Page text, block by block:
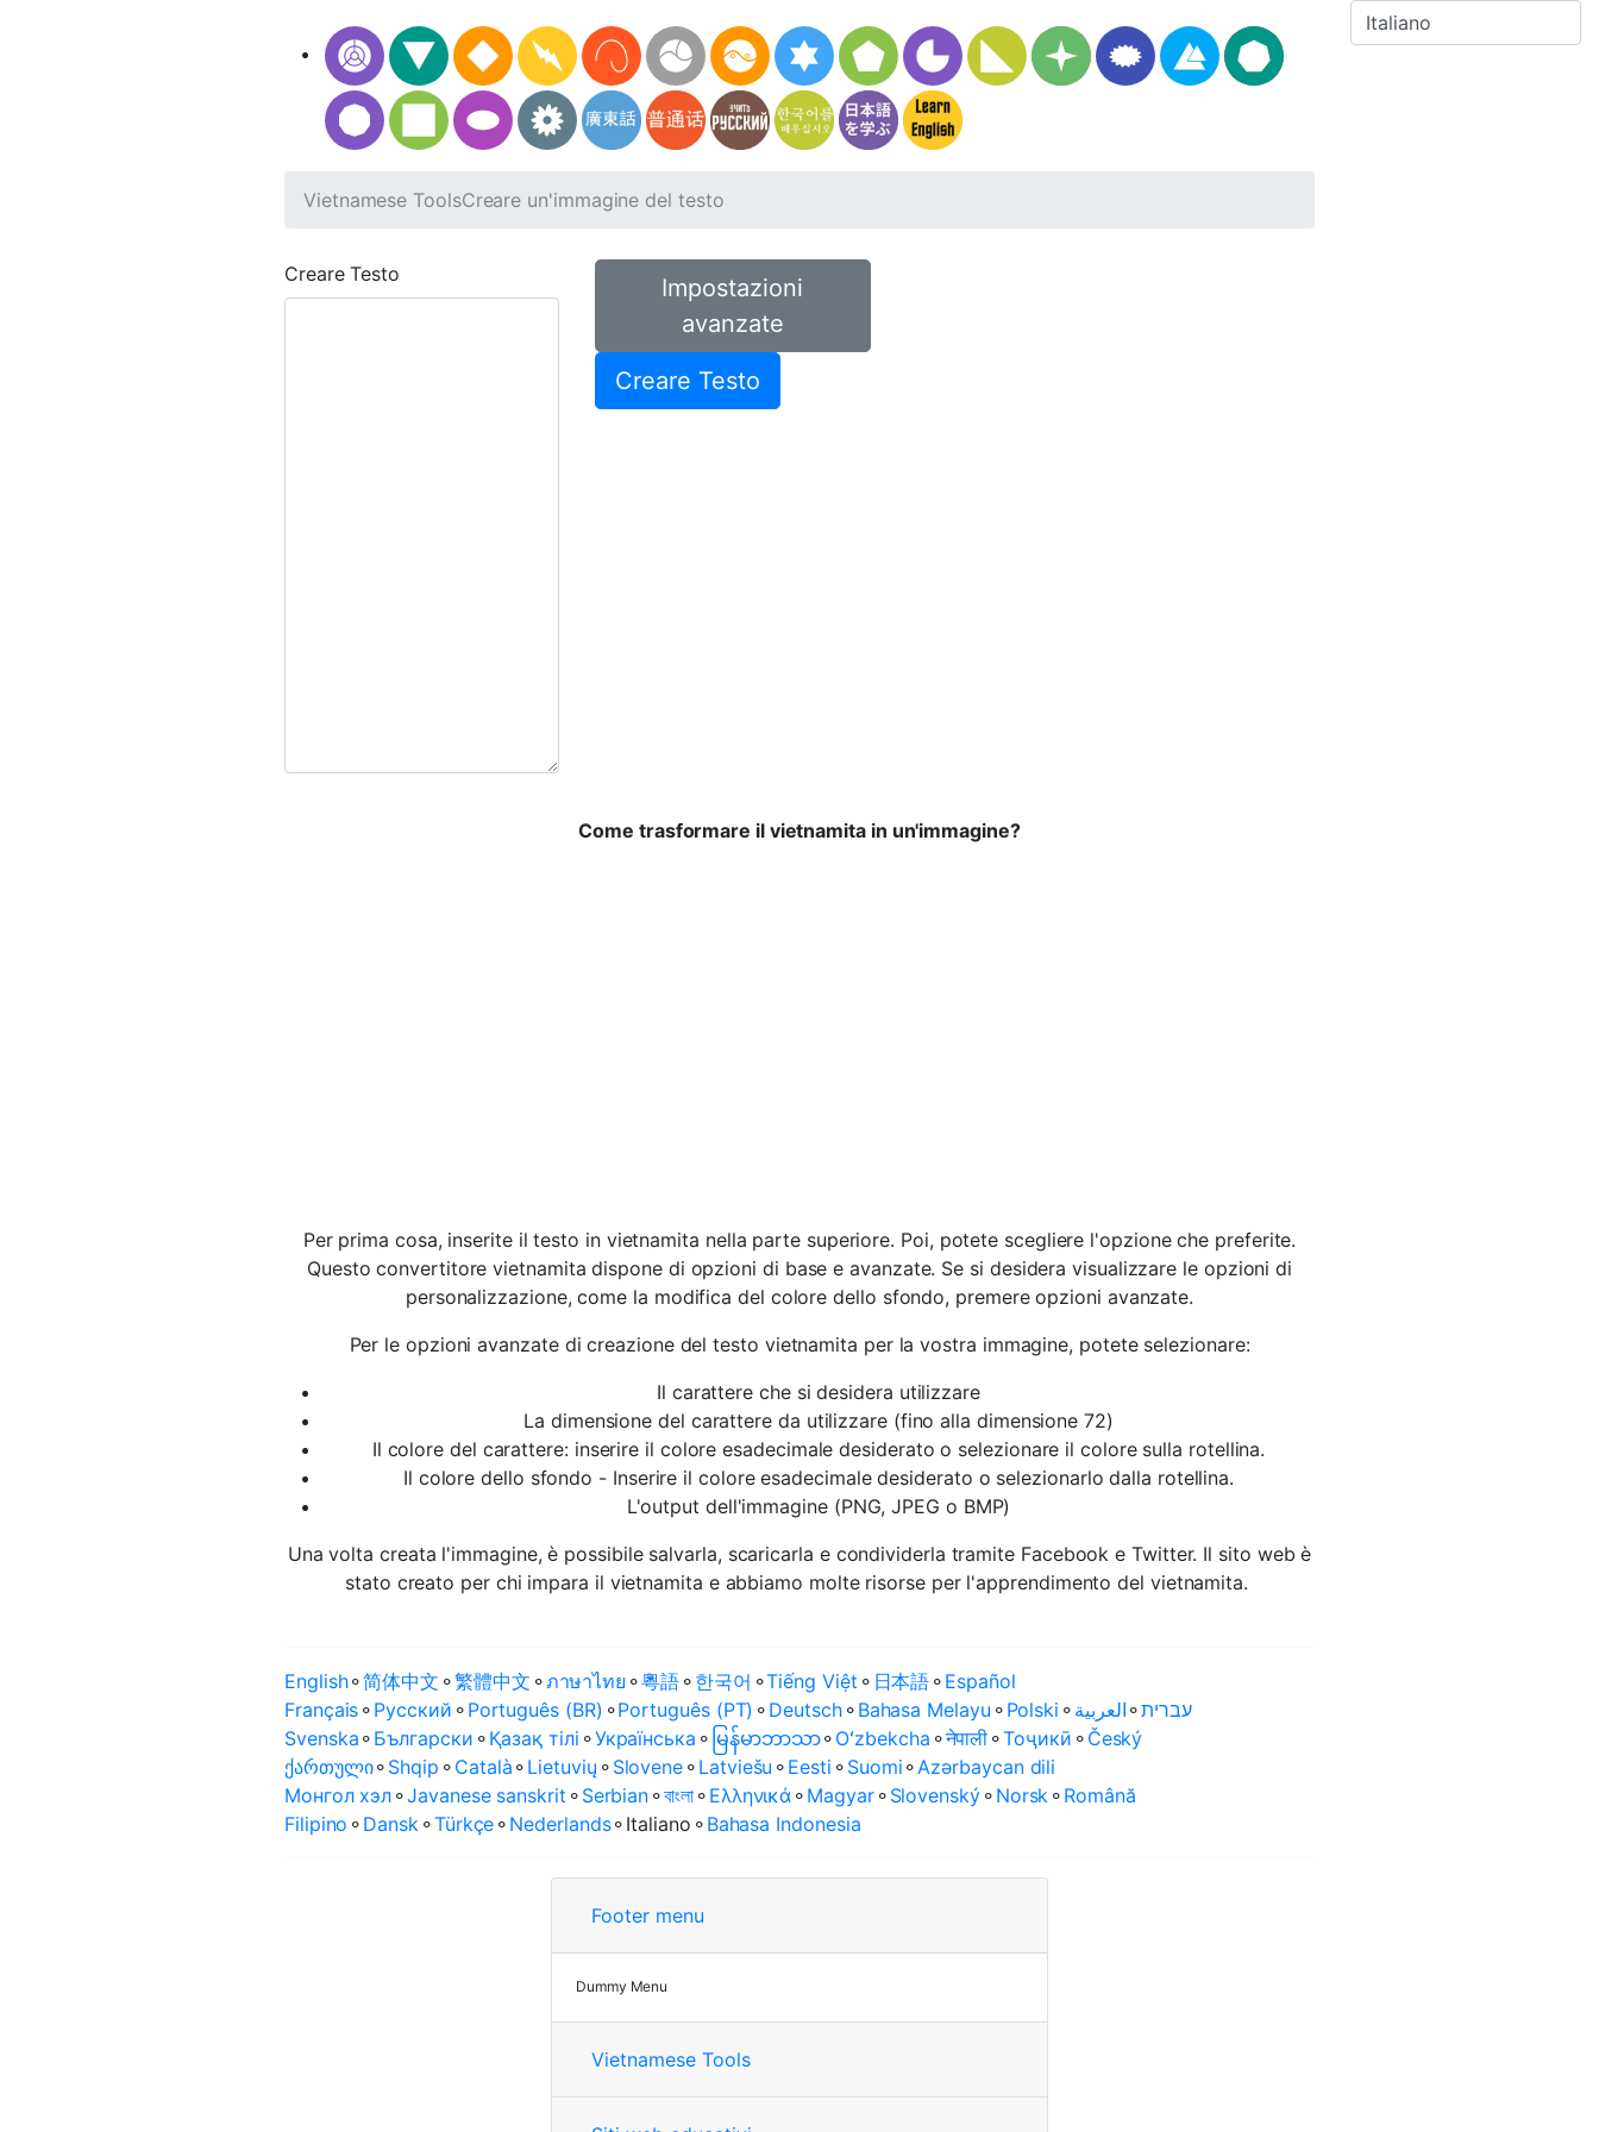
Vietnamese ToolsCreare un'immagine del testo
Creare Testo
Impostazioni
avanzate
Creare Testo
Come trasformare il vietnamita in un'immagine?
Per prima cosa, inserite il testo in vietnamita nella parte superiore. Poi, potete scegliere l'opzione che preferite.
Questo convertitore vietnamita dispone di opzioni di base e avanzate. Se si desidera visualizzare le opzioni di
personalizzazione, come la modifica del colore dello sfondo, premere opzioni avanzate.
Per le opzioni avanzate di creazione del testo vietnamita per la vostra immagine, potete selezionare:
Il carattere che si desidera utilizzare
La dimensione del carattere da utilizzare (fino alla dimensione 72)
Il colore del carattere: inserire il colore esadecimale desiderato o selezionare il colore sulla rotellina.
Il colore dello sfondo - Inserire il colore esadecimale desiderato o selezionarlo dalla rotellina.
L'output dell'immagine (PNG, JPEG o BMP)
Una volta creata l'immagine, è possibile salvarla, scaricarla e condividerla tramite Facebook e Twitter. Il sito web è
stato creato per chi impara il vietnamita e abbiamo molte risorse per l'apprendimento del vietnamita.
English⚬简体中文 ⚬繁體中文 ⚬ภาษาไทย ⚬粵語⚬ 한국어 ⚬Tiếng Việt ⚬ 日本語 ⚬ Español
Français ⚬ Русский ⚬ Português (BR) ⚬Português (PT) ⚬ Deutsch⚬ Bahasa Melayu ⚬ Polski ⚬ العربية‏ ⚬עברית‏
Svenska ⚬ Български ⚬ Қазақ тілі ⚬Українська ⚬ မြန်မာဘာသာ⚬ Oʻzbekcha ⚬नेपाली ⚬Тоҷикӣ ⚬ Český
ქართული⚬ Shqip ⚬ Català ⚬ Lietuvių ⚬ Slovene ⚬ Latviešu ⚬ Eesti ⚬ Suomi ⚬Azərbaycan dili
Монгол хэл ⚬Javanese sanskrit ⚬ Serbian ⚬বাংলা⚬ Ελληνικά ⚬ Magyar⚬ Slovenský⚬ Norsk ⚬ Română
Filipino ⚬ Dansk⚬Türkçe ⚬ Nederlands⚬ Italiano ⚬ Bahasa Indonesia
Footer menu
Dummy Menu
Vietnamese Tools